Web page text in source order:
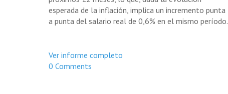
esperada de la inflación, implica un incremento punta
a punta del salario real de 0,6% en el mismo período.
Ver informe completo
0 Comments